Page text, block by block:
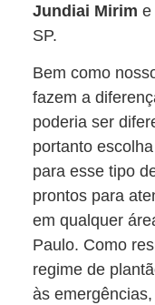
Jundiai Mirim e
SP.
Bem como
fazem a
poderia ser
portanto
para esse tipo
prontos para
em qualquer
Paulo. Como
regime de
às